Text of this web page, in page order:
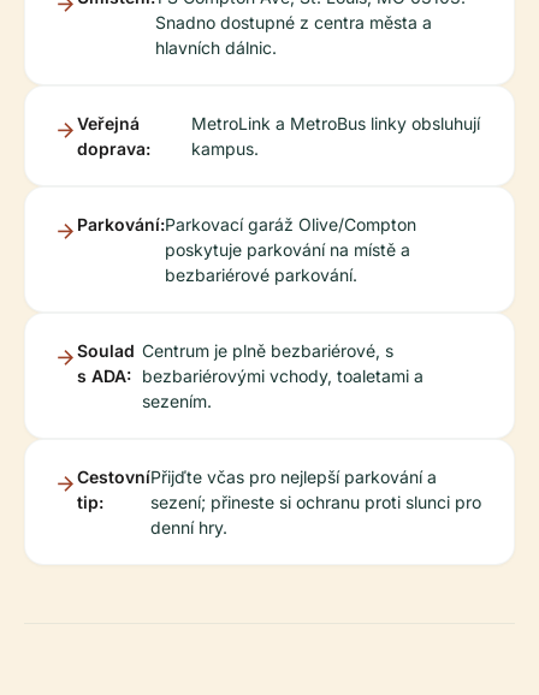
Snadno dostupné z centra města a
hlavních dálnic.
Veřejná
doprava:
MetroLink a MetroBus linky obsluhují
kampus.
Parkování:Parkovací garáž Olive/Compton
poskytuje parkování na místě a
bezbariérové parkování.
Soulad
s ADA:
Centrum je plně bezbariérové, s
bezbariérovými vchody, toaletami a
sezením.
Cestovní
tip:
Přijďte včas pro nejlepší parkování a
sezení; přineste si ochranu proti slunci pro
denní hry.